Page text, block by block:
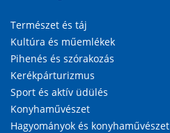
Természet és táj
Kultúra és műemlékek
Pihenés és szórakozás
Kerékpárturizmus
Sport és aktív üdülés
Konyhaművészet
Hagyományok és konyhaművészet